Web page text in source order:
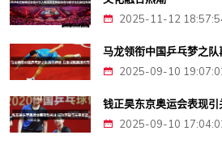
2025-11-12
马龙领衔中国乒乓梦之
2025-09-10
钱正昊东京奥运会表现
2025-09-10